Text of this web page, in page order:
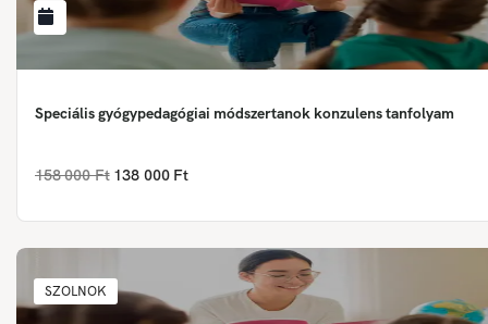
Speciális gyógypedagógiai módszertanok konzulens tanfolyam
158 000 Ft 138 000 Ft
SZOLNOK